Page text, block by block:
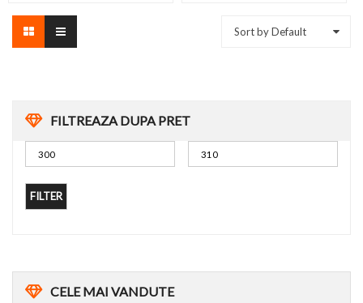
FILTREAZA DUPA PRET
FILTER
CELEMAI VANDUTE
Sort by Default